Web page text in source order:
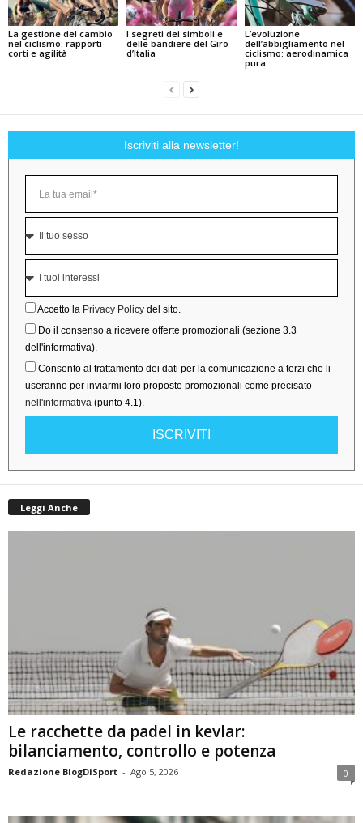
La gestione del cambio
nel ciclismo: rapporti
corti e agilità
I segreti dei simboli e
delle bandiere del Giro
d’Italia
L’evoluzione
dell’abbigliamento nel
ciclismo: aerodinamica
pura
Iscriviti alla newsletter!
Accetto la Privacy Policy del sito.
Do il consenso a ricevere offerte promozionali (sezione 3.3
dell'informativa).
Consento al trattamento dei dati per la comunicazione a terzi che li
useranno per inviarmi loro proposte promozionali come precisato
nell'informativa (punto 4.1).
ISCRIVITI
Leggi Anche
Le racchette da padel in kevlar:
bilanciamento, controllo e potenza
Redazione BlogDiSport - Ago 5, 2026 0